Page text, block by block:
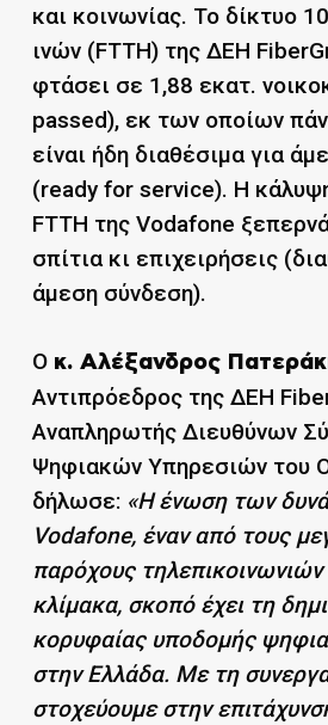
και κοινωνίας. Το δίκτυο
ινών (FTTH) της ΔΕΗ
φτάσει σε 1,88 εκατ.
passed), εκ των οποίων
είναι ήδη διαθέσιμα για
(ready for service). Η
FTTH της Vodafone
σπίτια κι επιχειρήσεις
άμεση σύνδεση).
Ο κ. Αλέξανδρος
Αντιπρόεδρος της ΔΕΗ
Αναπληρωτής Διευθύνων
Ψηφιακών Υπηρεσιών του
δήλωσε: «Η ένωση των
Vodafone, έναν από τους
παρόχους
κλίμακα, σκοπό έχει τη
κορυφαίας υποδομής
στην Ελλάδα. Με τη
στοχεύουμε στην